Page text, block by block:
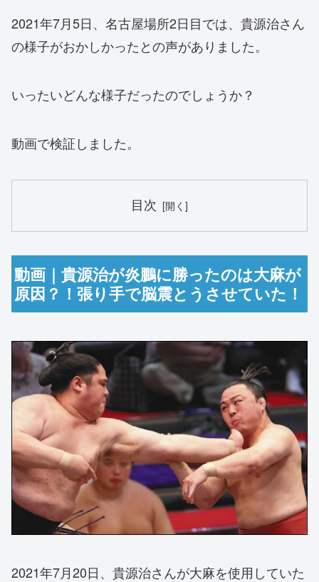
2021年7月5日、名古屋場所2日目では、貴源治さん
の様子がおかしかったとの声がありました。
いったいどんな様子だったのでしょうか？
動画で検証しました。
目次
動画｜貴源治が炎鵬に勝ったのは大麻が
原因？！張り手で脳震とうさせていた！
2021年7月20日、貴源治さんが大麻を使用していた